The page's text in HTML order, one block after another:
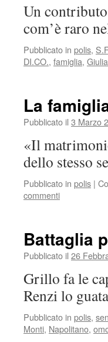
Un
com’è raro
Pubblicato in polis,
DI.CO., famiglia,
La
Pubblicato il 3 Marzo
«Il
dello stesso
Pubblicato in polis |
commenti
Battaglia
Pubblicato il 26
Grillo fa le
Renzi lo
Pubblicato in polis,
Monti, Napolitano,